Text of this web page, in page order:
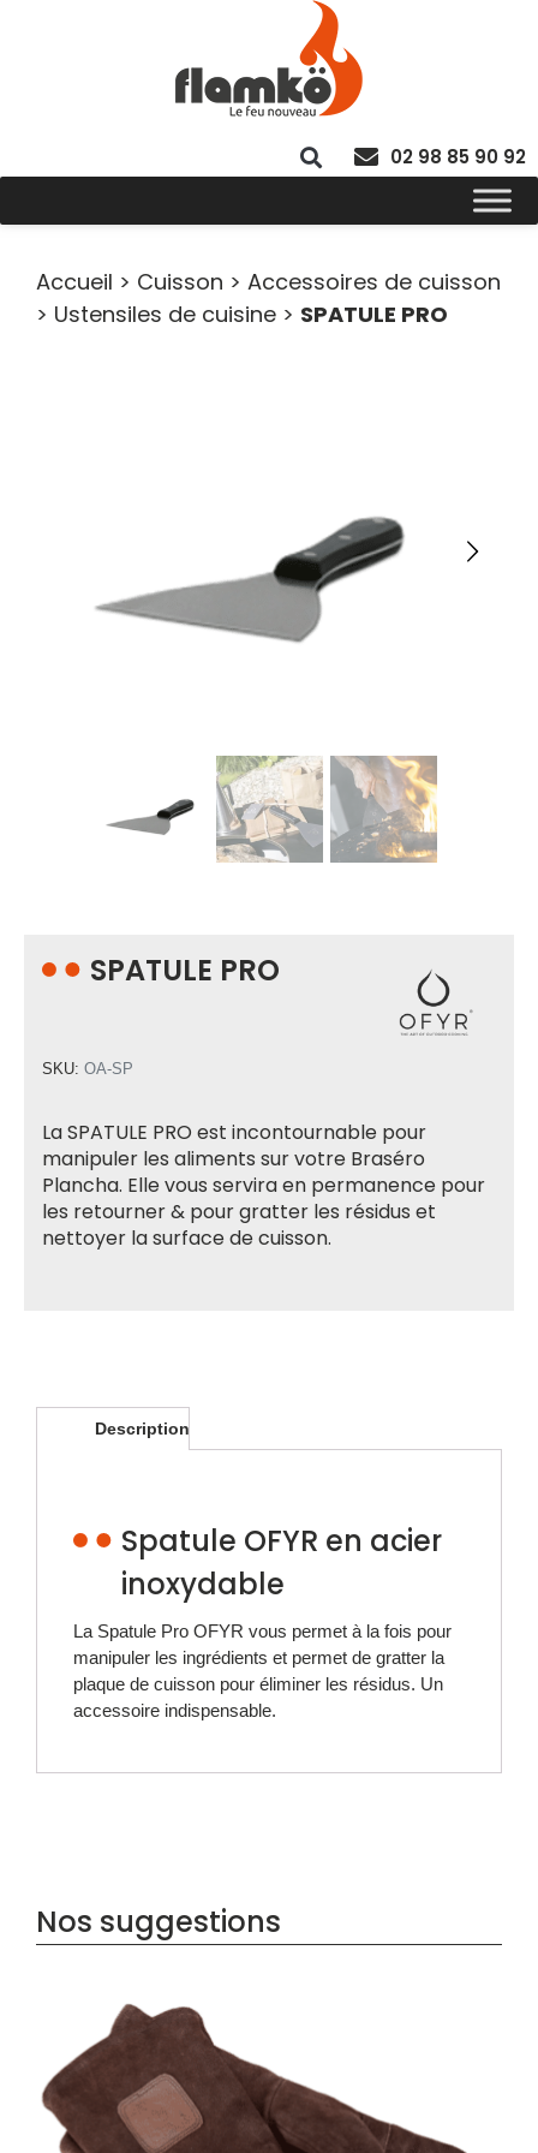
02 98 85 90 92
Accueil > Cuisson > Accessoires de cuisson
> Ustensiles de cuisine > SPATULE PRO
SPATULE PRO
SKU: OA-SP
La SPATULE PRO est incontournable pour
manipuler les aliments sur votre Braséro
Plancha. Elle vous servira en permanence pour
les retourner & pour gratter les résidus et
nettoyer la surface de cuisson.
Description
Spatule OFYR en acier
inoxydable
La Spatule Pro OFYR vous permet à la fois pour
manipuler les ingrédients et permet de gratter la
plaque de cuisson pour éliminer les résidus. Un
accessoire indispensable.
Nos suggestions